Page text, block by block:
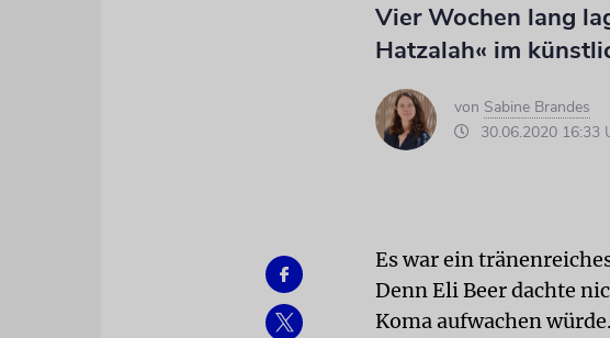
Vier Wochen lang
Hatzalah« im
von Sabine Brandes
30.06.2020 16:33
Es war ein
Denn Eli Beer dachte
Koma aufwachen